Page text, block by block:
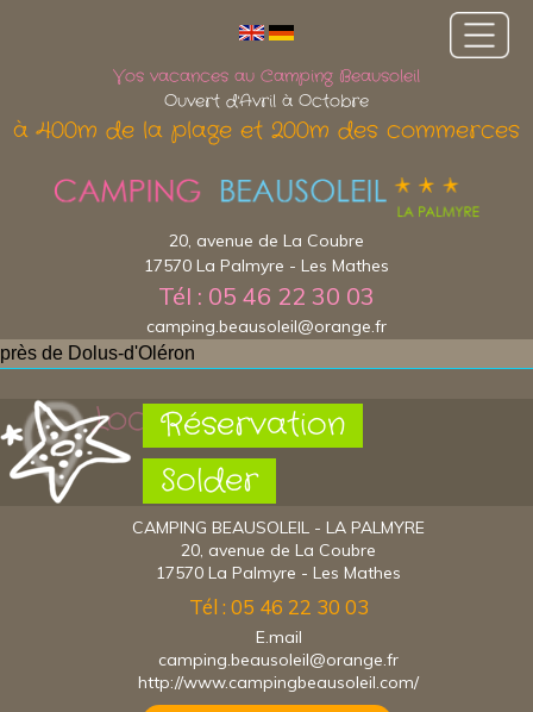
Réservation
Solder
Vos vacances au Camping Beausoleil
Ouvert d'Avril à Octobre
à 400m de la plage et 200m des commerces
20, avenue de La Coubre
17570 La Palmyre - Les Mathes
Tél : 05 46 22 30 03
camping.beausoleil@orange.fr
près de Dolus-d'Oléron
Localisation
CAMPING BEAUSOLEIL - LA PALMYRE
20, avenue de La Coubre
17570 La Palmyre - Les Mathes
Tél : 05 46 22 30 03
E.mail
camping.beausoleil@orange.fr
http://www.campingbeausoleil.com/